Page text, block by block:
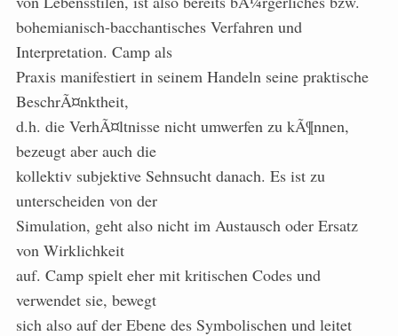
bohemianisch-bacchantisches Verfahren und
Interpretation. Camp als
Praxis manifestiert in seinem Handeln seine praktische
BeschrÃ¤nktheit,
d.h. die VerhÃ¤ltnisse nicht umwerfen zu kÃ¶nnen,
bezeugt aber auch die
kollektiv subjektive Sehnsucht danach. Es ist zu
unterscheiden von der
Simulation, geht also nicht im Austausch oder Ersatz
von Wirklichkeit
auf. Camp spielt eher mit kritischen Codes und
verwendet sie, bewegt
sich also auf der Ebene des Symbolischen und leitet